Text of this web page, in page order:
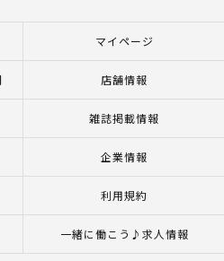
マイページ
店舗情報
雑誌掲載情報
企業情報
利用規約
一緒に働こう♪求人情報